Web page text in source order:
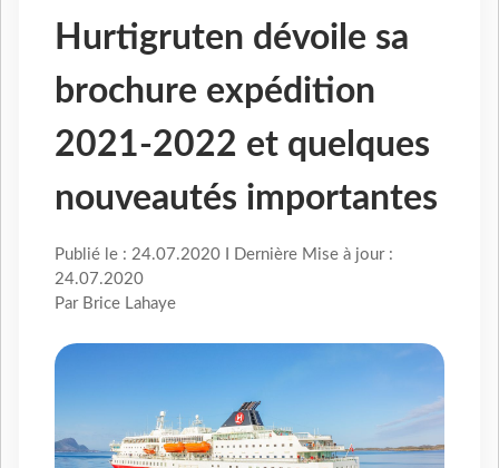
Hurtigruten dévoile sa
brochure expédition
2021-2022 et quelques
nouveautés importantes
Publié le : 24.07.2020 I Dernière Mise à jour :
24.07.2020
Par Brice Lahaye